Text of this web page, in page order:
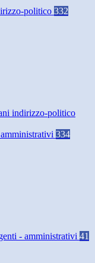
politico 332
indirizzo-politico
334
- amministrativi 41